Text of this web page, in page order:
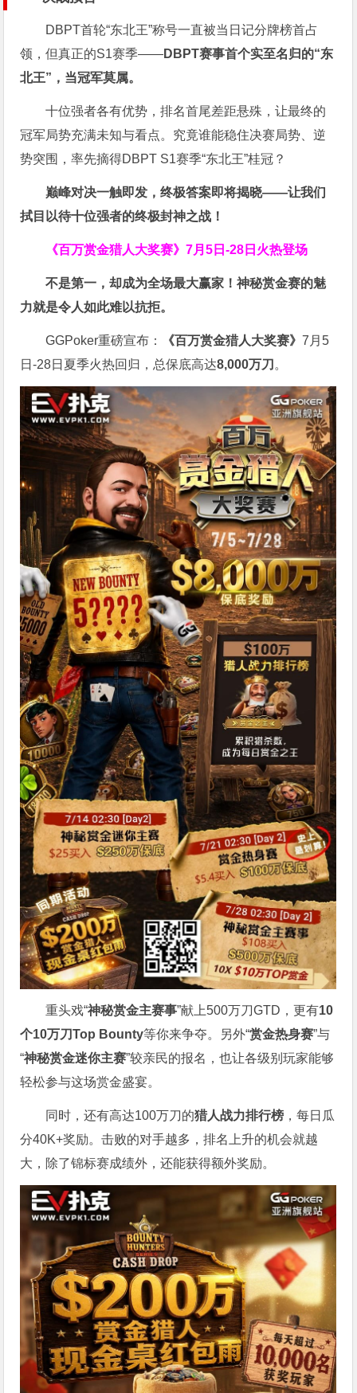
DBPT首轮“东北王”称号一直被当日记分牌榜首占
领，但真正的S1赛季——DBPT赛事首个实至名归的“东
北王”，当冠军莫属。
十位强者各有优势，排名首尾差距悬殊，让最终的
冠军局势充满未知与看点。究竟谁能稳住决赛局势、逆
势突围，率先摘得DBPT S1赛季“东北王”桂冠？
巅峰对决一触即发，终极答案即将揭晓——让我们
拭目以待十位强者的终极封神之战！
《百万赏金猎人大奖赛》7月5日-28日火热登场
不是第一，却成为全场最大赢家！神秘赏金赛的魅
力就是令人如此难以抗拒。
GGPoker重磅宣布： 《百万赏金猎人大奖赛》7月5
日-28日夏季火热回归，总保底高达8,000万刀 。
重头戏“神秘赏金主赛事”献上500万刀GTD，更有10
个10万刀Top Bounty等你来争夺。另外“赏金热身赛”与
“神秘赏金迷你主赛”较亲民的报名，也让各级别玩家能够
轻松参与这场赏金盛宴。
同时，还有高达100万刀的猎人战力排行榜 ，每日瓜
分40K+奖励。击败的对手越多，排名上升的机会就越
大，除了锦标赛成绩外，还能获得额外奖励。